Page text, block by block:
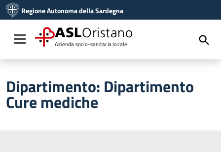
Vai al menu di navigazione
Vai al footer
Regione Autonoma della Sardegna
Toggle navigation
ASLOristano
Azienda socio-sanitaria locale
Dipartimento: Dipartimento
Cure mediche